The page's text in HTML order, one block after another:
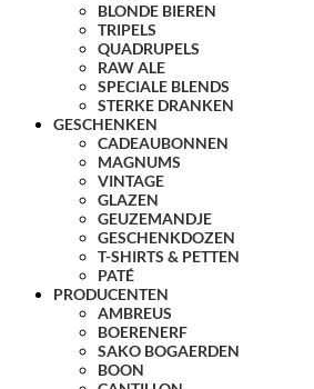
BLONDE BIEREN
TRIPELS
QUADRUPELS
RAW ALE
SPECIALE BLENDS
STERKE DRANKEN
GESCHENKEN
CADEAUBONNEN
MAGNUMS
VINTAGE
GLAZEN
GEUZEMANDJE
GESCHENKDOZEN
T-SHIRTS & PETTEN
PATÉ
PRODUCENTEN
AMBREUS
BOERENERF
SAKO BOGAERDEN
BOON